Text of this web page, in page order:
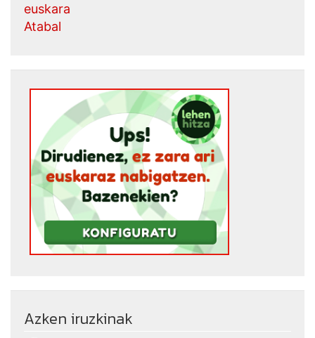
euskara
Atabal
Azken iruzkinak